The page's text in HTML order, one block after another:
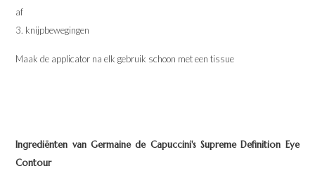
af
3. knijpbewegingen
Maak de applicator na elk gebruik schoon met een tissue
Ingrediënten van Germaine de Capuccini's Supreme Definition Eye
Contour